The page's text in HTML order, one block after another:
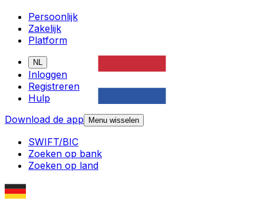
Persoonlijk
Zakelijk
Platform
NL
Inloggen
Registreren
Hulp
Download de app
Menu wisselen
SWIFT/BIC
Zoeken op bank
Zoeken op land